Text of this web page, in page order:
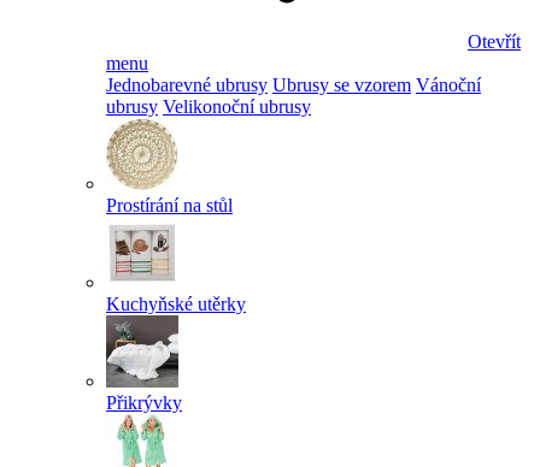
Otevřít
menu
Jednobarevné ubrusy Ubrusy se vzorem Vánoční
ubrusy Velikonoční ubrusy
Prostírání na stůl
Kuchyňské utěrky
Přikrývky